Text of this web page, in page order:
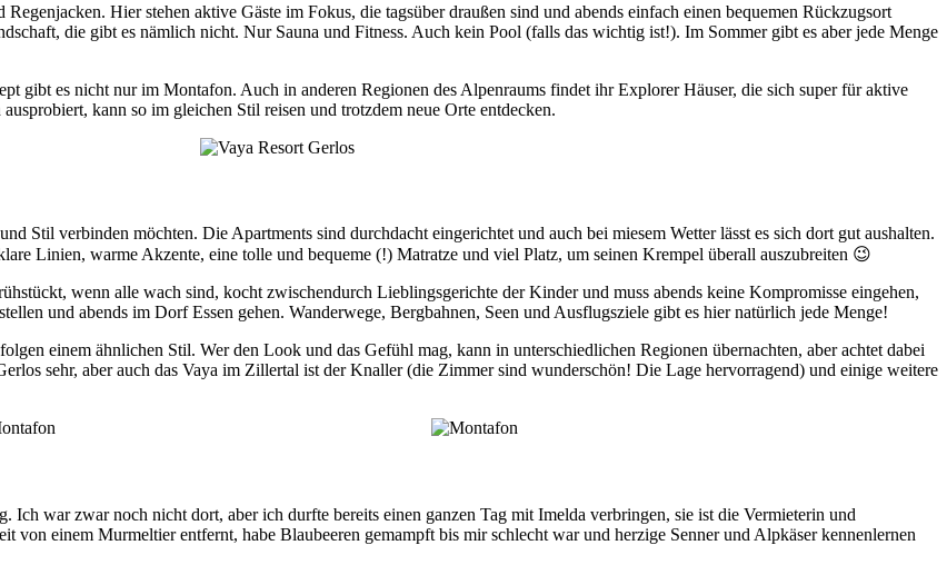
Hier stehen aktive Gäste im Fokus, die tagsüber draußen sind und abends einfach einen bequemen Rückzugsort
die gibt es nämlich nicht. Nur Sauna und Fitness. Auch kein Pool (falls das wichtig ist!). Im Sommer gibt es aber jede Menge
gibt es nicht nur im Montafon. Auch in anderen Regionen des Alpenraums findet ihr Explorer Häuser, die sich super für aktive
kann so im gleichen Stil reisen und trotzdem neue Orte entdecken.
Stil verbinden möchten. Die Apartments sind durchdacht eingerichtet und auch bei miesem Wetter lässt es sich dort gut aushalten.
Linien, warme Akzente, eine tolle und bequeme (!) Matratze und viel Platz, um seinen Krempel überall auszubreiten 😉
wenn alle wach sind, kocht zwischendurch Lieblingsgerichte der Kinder und muss abends keine Kompromisse eingehen,
und abends im Dorf Essen gehen. Wanderwege, Bergbahnen, Seen und Ausflugsziele gibt es hier natürlich jede Menge!
einem ähnlichen Stil. Wer den Look und das Gefühl mag, kann in unterschiedlichen Regionen übernachten, aber achtet dabei
sehr, aber auch das Vaya im Zillertal ist der Knaller (die Zimmer sind wunderschön! Die Lage hervorragend) und einige weitere
war zwar noch nicht dort, aber ich durfte bereits einen ganzen Tag mit Imelda verbringen, sie ist die Vermieterin und
einem Murmeltier entfernt, habe Blaubeeren gemampft bis mir schlecht war und herzige Senner und Alpkäser kennenlernen